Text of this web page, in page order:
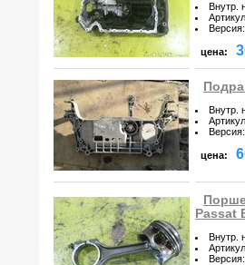
Внутр.
Артикул
Версия:
цена:
Внутр.
Артикул
Версия:
цена:
Passat
Внутр.
Артикул
Версия: